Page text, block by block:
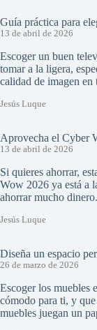
Guía práctica para
13 de abril de 2026
Escoger un buen
tomar a la ligera,
calidad de imagen
Jesús Luque
Aprovecha el Cyber
13 de abril de 2026
Si quieres ahorrar,
Wow 2026 ya está a
ahorrar mucho
Jesús Luque
Diseña un espacio
26 de marzo de 2026
Escoger los muebles
cómodo para ti, y
muebles juegan un